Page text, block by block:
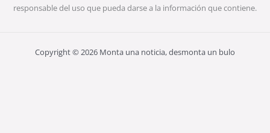
responsable del uso que pueda darse a la información que contiene.
Copyright © 2026 Monta una noticia, desmonta un bulo